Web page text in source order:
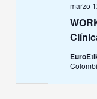
marzo